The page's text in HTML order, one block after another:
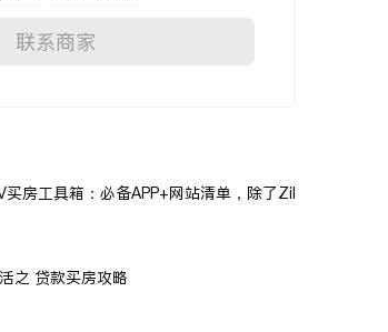
联系商家
买房工具箱：必备APP+网站清单，除了Zil
之 贷款买房攻略